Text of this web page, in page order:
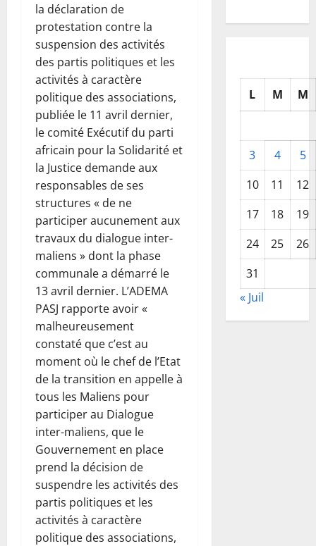
la déclaration de
protestation contre la
suspension des activités
des partis politiques et les
activités à caractère
politique des associations,
publiée le 11 avril dernier,
le comité Exécutif du parti
africain pour la Solidarité et
la Justice demande aux
responsables de ses
structures « de ne
participer aucunement aux
travaux du dialogue inter-
maliens » dont la phase
communale a démarré le
13 avril dernier. L’ADEMA
PASJ rapporte avoir «
malheureusement
constaté que c’est au
moment où le chef de l’Etat
de la transition en appelle à
tous les Maliens pour
participer au Dialogue
inter-maliens, que le
Gouvernement en place
prend la décision de
suspendre les activités des
partis politiques et les
activités à caractère
politique des associations,
L M M
3 4
5
10
11
12
17
18
19
24
25
26
31
« Juil